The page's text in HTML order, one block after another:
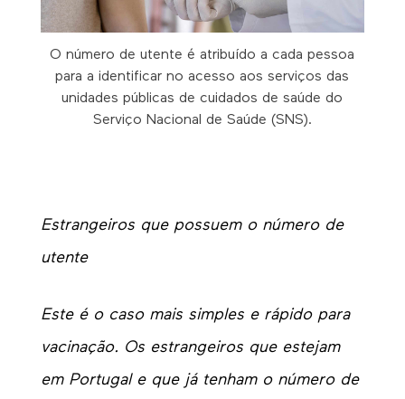
O número de utente é atribuído a cada pessoa
para a identificar no acesso aos serviços das
unidades públicas de cuidados de saúde do
Serviço Nacional de Saúde (SNS).
Estrangeiros que possuem o número de
utente
Este é o caso mais simples e rápido para
vacinação. Os estrangeiros que estejam
em Portugal e que já tenham o número de